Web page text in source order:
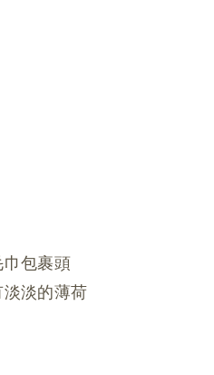
包裹頭
淡的薄荷